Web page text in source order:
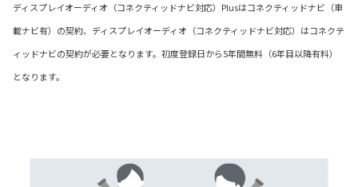
ディスプレイオーディオ（コネクティッドナビ対応）Plusはコネクティッドナビ（車
載ナビ有）の契約、ディスプレイオーディオ（コネクティッドナビ対応）はコネクテ
ィッドナビの契約が必要となります。初度登録日から5年間無料（6年目以降有料）
となります。